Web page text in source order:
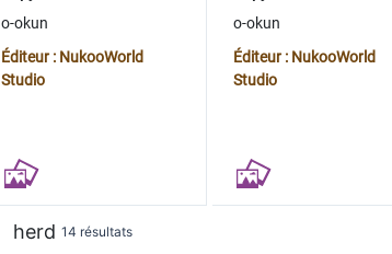
o-okun
Éditeur : NukooWorld
Studio
o-okun
Éditeur : NukooWorld
Studio
herd 14 résultats